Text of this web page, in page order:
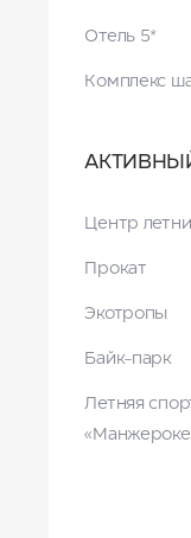
Отель 5*
Комплекс
Центр
Прокат
Экотропы
Байк-парк
Летняя